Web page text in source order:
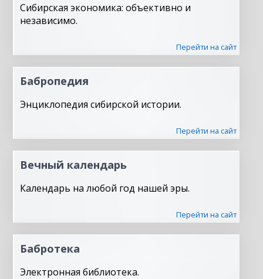
Сибирская экономика: объективно и
независимо.
Перейти на сайт
Бабропедия
Энциклопедия сибирской истории.
Перейти на сайт
Вечный календарь
Календарь на любой год нашей эры.
Перейти на сайт
Бабротека
Электронная библиотека.